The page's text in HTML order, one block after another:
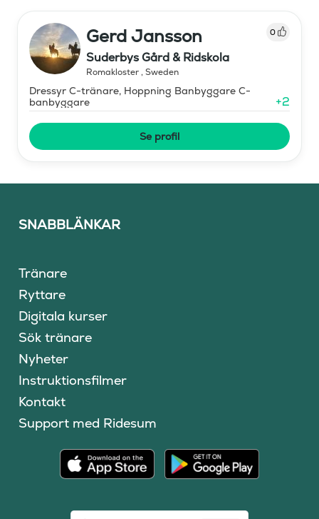
Gerd Jansson 0
Suderbys Gård & Ridskola
Romakloster, Sweden
Dressyr C-tränare, Hoppning Banbyggare C-
banbyggare
+2
Se profil
SNABBLÄNKAR
Tränare
Ryttare
Digitala kurser
Sök tränare
Nyheter
Instruktionsfilmer
Kontakt
Support med Ridesum